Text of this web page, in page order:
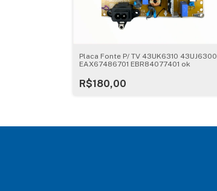
Placa Fonte P/ TV 43UK6310 43UJ6300
EAX67486701 EBR84077401 ok
R$180,00